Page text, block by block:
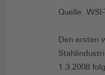
Quelle:
Den ersten
1.3.2008